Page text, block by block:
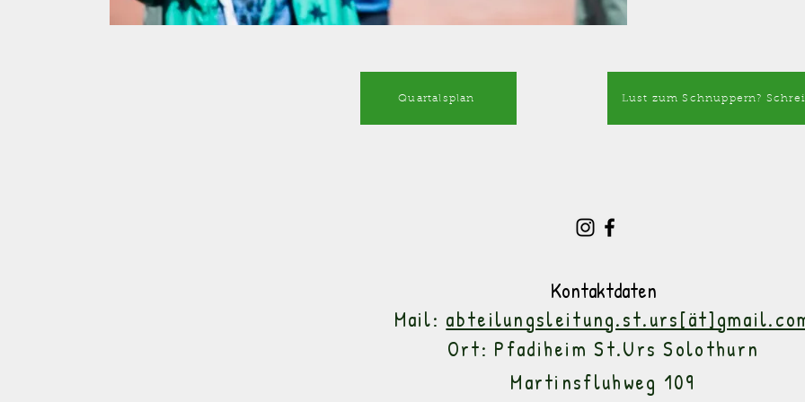
Quartalsplan Lust zum Schnuppern?
Kontaktdaten
Mail:
Ort: Pfadiheim St.Urs Solothurn
Martinsfluhweg 109